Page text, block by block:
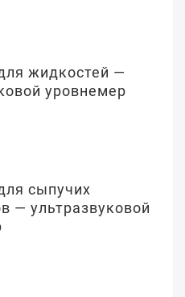
жидкостей —
уровнемер
сыпучих
— ультразвуковой